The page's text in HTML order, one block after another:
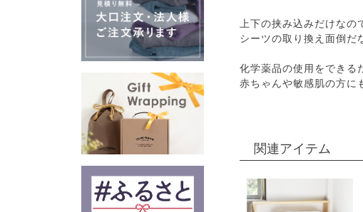
上下の挟み込みだけなの
シーツの取り換え面倒だ
化学薬品の使用をできる
赤ちゃんや敏感肌の方に
関連アイテム